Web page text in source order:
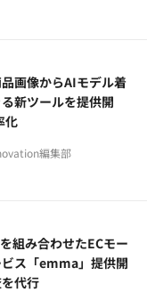
画像からAIモデル着
新ツールを提供開
化
編集部
組み合わせたECモー
ス「emma」提供開
代行